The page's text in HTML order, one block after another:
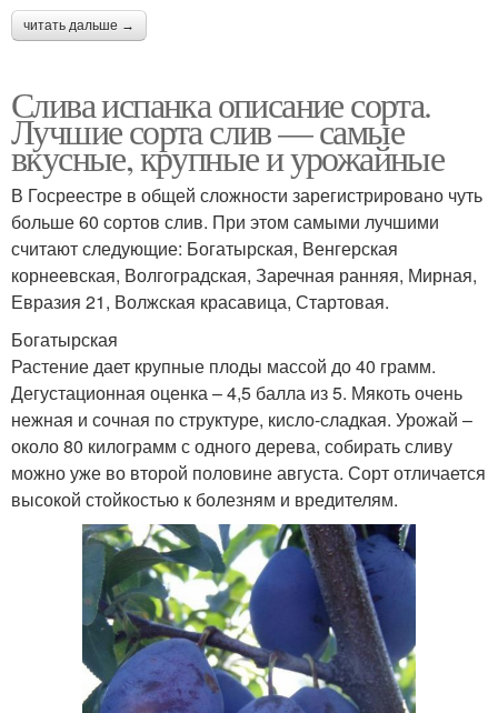
читать дальше →
Слива испанка описание сорта.
Лучшие сорта слив — самые
вкусные, крупные и урожайные
В Госреестре в общей сложности зарегистрировано чуть
больше 60 сортов слив. При этом самыми лучшими
считают следующие: Богатырская, Венгерская
корнеевская, Волгоградская, Заречная ранняя, Мирная,
Евразия 21, Волжская красавица, Стартовая.
Богатырская
Растение дает крупные плоды массой до 40 грамм.
Дегустационная оценка – 4,5 балла из 5. Мякоть очень
нежная и сочная по структуре, кисло-сладкая. Урожай –
около 80 килограмм с одного дерева, собирать сливу
можно уже во второй половине августа. Сорт отличается
высокой стойкостью к болезням и вредителям.